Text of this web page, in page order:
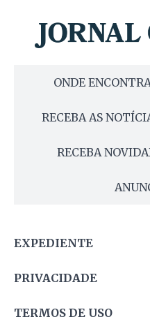
ONDE
RECEBA AS
RECEBA
EXPEDIENTE
PRIVACIDADE
TERMOS DE USO